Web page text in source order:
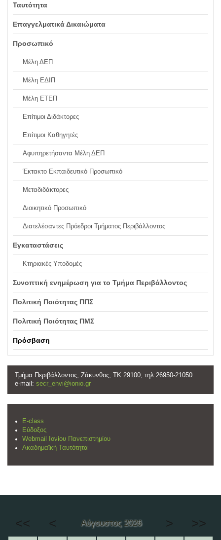
Ταυτότητα
Επαγγελματικά Δικαιώματα
Προσωπικό
Μέλη ΔΕΠ
Μέλη ΕΔΙΠ
Μέλη ΕΤΕΠ
Επίτιμοι Διδάκτορες
Επίτιμοι Καθηγητές
Αφυπηρετήσαντα Μέλη ΔΕΠ
Έκτακτο Εκπαιδευτικό Προσωπικό
Μεταδιδάκτορες
Διοικητικό Προσωπικό
Διατελέσαντες Πρόεδροι Τμήματος Περιβάλλοντος
Εγκαταστάσεις
Κτηριακές Υποδομές
Συνοπτική ενημέρωση για το Τμήμα Περιβάλλοντος
Πολιτική Ποιότητας ΠΠΣ
Πολιτική Ποιότητας ΠΜΣ
Πρόσβαση
Τμήμα Περιβάλλοντος, Ζάκυνθος, ΤΚ 29100, τηλ:26950-21050
e-mail: secr_envi@ionio.gr
E-class
Εύδοξος
Webmail Ιονίου Πανεπιστημίου
Ακαδημαϊκή Ταυτότητα
<< < Αύγουστος 2026 > >>